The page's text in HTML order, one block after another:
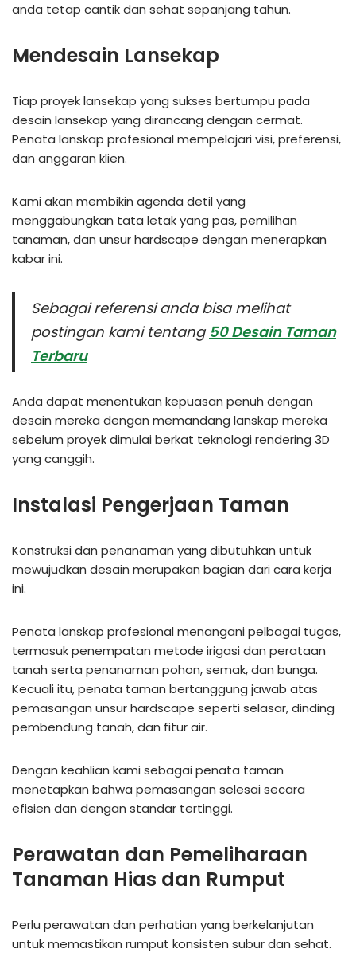
anda tetap cantik dan sehat sepanjang tahun.
Mendesain Lansekap
Tiap proyek lansekap yang sukses bertumpu pada
desain lansekap yang dirancang dengan cermat.
Penata lanskap profesional mempelajari visi, preferensi,
dan anggaran klien.
Kami akan membikin agenda detil yang
menggabungkan tata letak yang pas, pemilihan
tanaman, dan unsur hardscape dengan menerapkan
kabar ini.
Sebagai referensi anda bisa melihat
postingan kami tentang 50 Desain Taman
Terbaru
Anda dapat menentukan kepuasan penuh dengan
desain mereka dengan memandang lanskap mereka
sebelum proyek dimulai berkat teknologi rendering 3D
yang canggih.
Instalasi Pengerjaan Taman
Konstruksi dan penanaman yang dibutuhkan untuk
mewujudkan desain merupakan bagian dari cara kerja
ini.
Penata lanskap profesional menangani pelbagai tugas,
termasuk penempatan metode irigasi dan perataan
tanah serta penanaman pohon, semak, dan bunga.
Kecuali itu, penata taman bertanggung jawab atas
pemasangan unsur hardscape seperti selasar, dinding
pembendung tanah, dan fitur air.
Dengan keahlian kami sebagai penata taman
menetapkan bahwa pemasangan selesai secara
efisien dan dengan standar tertinggi.
Perawatan dan Pemeliharaan
Tanaman Hias dan Rumput
Perlu perawatan dan perhatian yang berkelanjutan
untuk memastikan rumput konsisten subur dan sehat.